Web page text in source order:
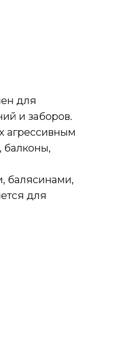
для
и заборов.
агрессивным
балконы,
балясинами,
для